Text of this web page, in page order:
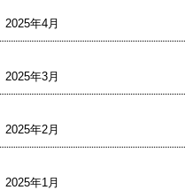
2025年4月
2025年3月
2025年2月
2025年1月